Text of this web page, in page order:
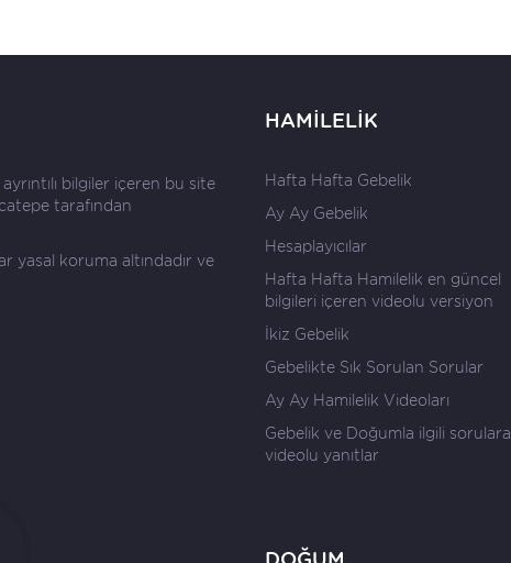
bilgiler içeren bu site
tarafından
yasal koruma altındadır ve
HAMİLELİK
Hafta Hafta Gebelik
Ay Ay Gebelik
Hesaplayıcılar
Hafta Hafta Hamilelik en güncel
bilgileri içeren videolu versiyon
İkiz Gebelik
Gebelikte Sık Sorulan Sorular
Ay Ay Hamilelik Videoları
Gebelik ve Doğumla ilgili sorulara
videolu yanıtlar